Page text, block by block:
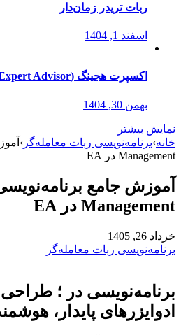
ربات تریدر زمان‌دار
اسفند 1, 1404
اکسپرت هجینگ (Hedging Expert Advisor)
بهمن 30, 1404
نمایش بیشتر
خانه›برنامه‌نویسی ربات معامله‌گر ›
Management در EA
Management در EA
خرداد 26, 1405
برنامه‌نویسی ربات معامله‌گر
برنامه‌نویسی در ؛
ادوایزرهای پایدار،